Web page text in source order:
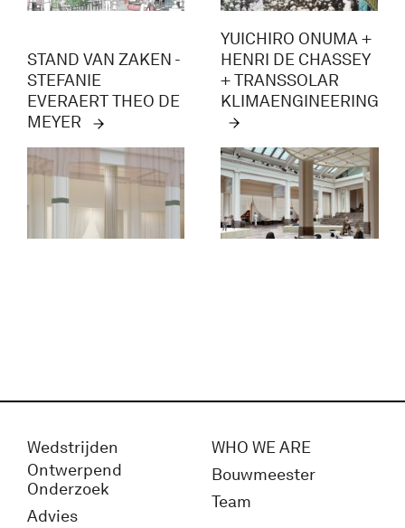
STAND VAN ZAKEN -
STEFANIE
EVERAERT THEO DE
MEYER
YUICHIRO ONUMA +
HENRI DE CHASSEY
+ TRANSSOLAR
KLIMAENGINEERING
Wedstrijden
Ontwerpend
Onderzoek
Advies
WHO WE ARE
Bouwmeester
Team